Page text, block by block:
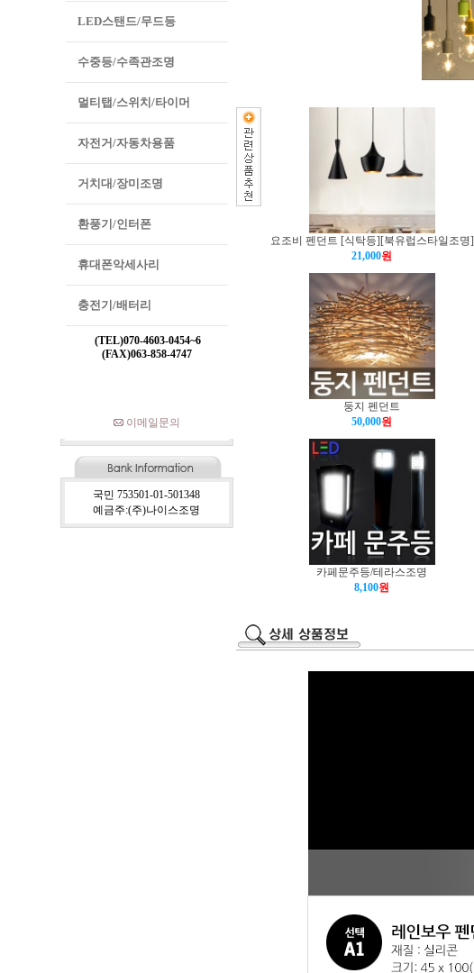
LED스탠드/무드등
수중등/수족관조명
멀티탭/스위치/타이머
자전거/자동차용품
거치대/장미조명
환풍기/인터폰
휴대폰악세사리
충전기/배터리
(TEL)070-4603-0454~6
(FAX)063-858-4747
이메일문의
국민 753501-01-501348
예금주:(주)나이스조명
요조비 펜던트 [식탁등][북유럽스타일조명]
21,000원
둥지 펜던트
50,000원
카페문주등/테라스조명
8,100원